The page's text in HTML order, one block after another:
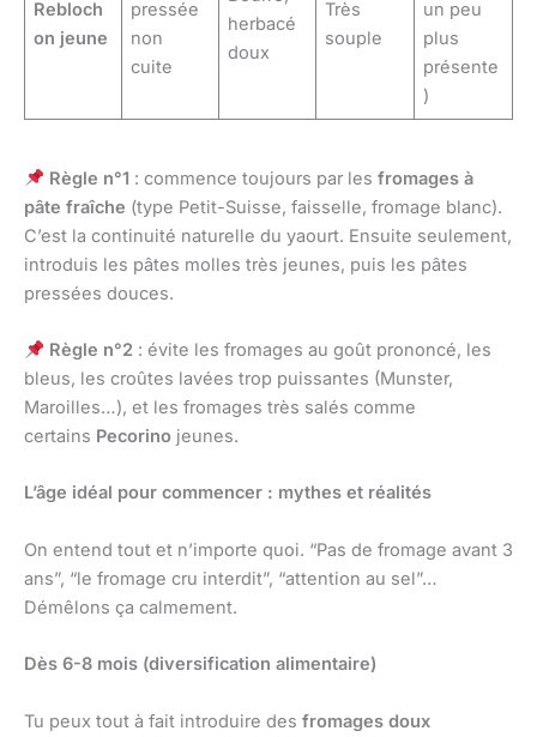
Rebloch
on jeune
pressée
non
cuite
herbacé
doux
Très
souple
un peu
plus
présente
)
Règle n°1 : commence toujours par les fromages à
pâte fraîche (type Petit-Suisse, faisselle, fromage blanc).
C’est la continuité naturelle du yaourt. Ensuite seulement,
introduis les pâtes molles très jeunes, puis les pâtes
pressées douces.
Règle n°2: évite les fromages au goût prononcé, les
bleus, les croûtes lavées trop puissantes (Munster,
Maroilles…), et les fromages très salés comme
certains Pecorino jeunes.
L’âge idéal pour commencer : mythes et réalités
On entend tout et n’importe quoi. “Pas de fromage avant 3
ans”, “le fromage cru interdit”, “attention au sel”…
Démêlons ça calmement.
Dès 6-8 mois (diversification alimentaire)
Tu peux tout à fait introduire des fromages doux